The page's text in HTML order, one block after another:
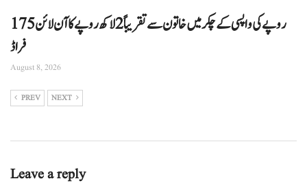
175 روپے کی واپسی کے چکر میں خاتون سے تقریباً 2 لاکھ روپے کا آن لائن
فراڈ
August 8, 2026
PREV NEXT
Leave a reply